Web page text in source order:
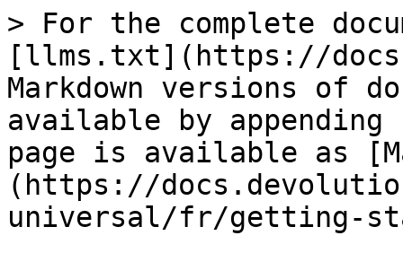
> For the complete
[llms.txt](https://
Markdown versions of
available by
page is available as
(https://
universal/fr/getting-